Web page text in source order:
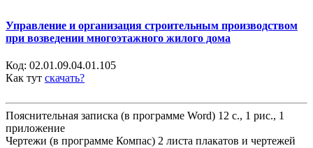
Управление и организация строительным производством
при возведении многоэтажного жилого дома
Код: 02.01.09.04.01.105
Как тут скачать?
Пояснительная записка (в программе Word) 12 с., 1 рис., 1
приложение
Чертежи (в программе Компас) 2 листа плакатов и чертежей